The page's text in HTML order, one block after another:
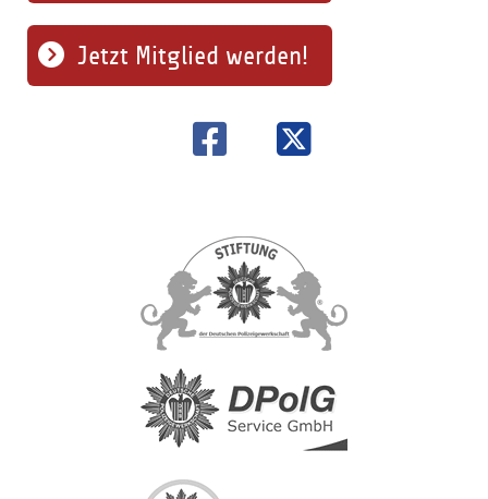
Jetzt Mitglied werden!